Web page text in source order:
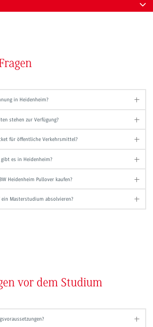
in Heidenheim?
stehen zur Verfügung?
für öffentliche Verkehrsmittel?
es in Heidenheim?
Heidenheim Pullover kaufen?
ein Masterstudium absolvieren?
vor dem Studium